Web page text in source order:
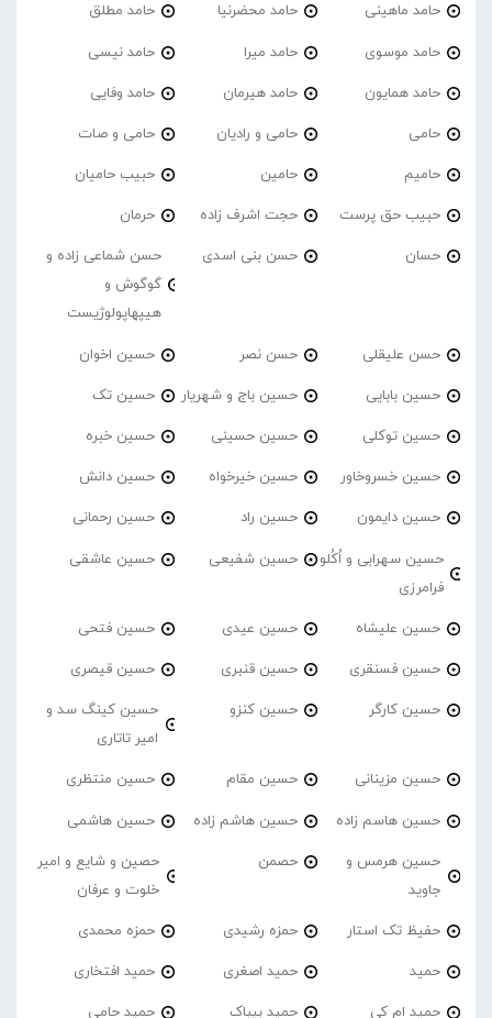
حامد ماهینی حامد محضرنیا حامد مطلق
حامد موسوی حامد میرا حامد نیسی
حامد همایون حامد هیرمان حامد وفایی
حامی حامی و رادیان حامی و صات
حامیم حامین حبیب حامیان
حبیب حق پرست حجت اشرف زاده حرمان
حسان حسن بنی اسدی
حسن شماعی زاده و
گوگوش و
هیپهاپولوژیست
حسن علیقلی حسن نصر حسین اخوان
حسین بابایی حسین باج و شهریار حسین تک
حسین توکلی حسین حسینی حسین خبره
حسین خسروخاور حسین خیرخواه حسین دانش
حسین دایمون حسین راد حسین رحمانی
حسین سهرابی و اُکُلو
فرامرزی
حسین شفیعی حسین عاشقی
حسین علیشاه حسین عیدی حسین فتحی
حسین فسنقری حسین قنبری حسین قیصری
حسین کارگر حسین کنزو
حسین کینگ سد و
امیر تاتاری
حسین مزینانی حسین مقام حسین منتظری
حسین هاسم زاده حسین هاشم زاده حسین هاشمی
حسین هرمس و
جاوید
حصمن
حصین و شایع و امیر
خلوت و عرفان
حفیظ تک استار حمزه رشیدی حمزه محمدی
حمید حمید اصغری حمید افتخاری
حمید ام کی حمید بیباک حمید حامی